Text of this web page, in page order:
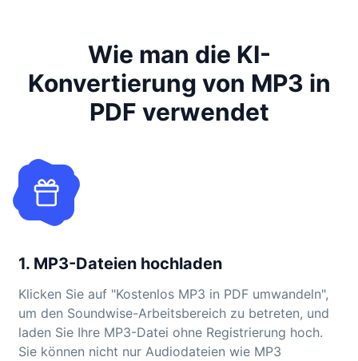
Wie man die KI-
Konvertierung von MP3 in
PDF verwendet
1. MP3-Dateien hochladen
Klicken Sie auf "Kostenlos MP3 in PDF umwandeln",
um den Soundwise-Arbeitsbereich zu betreten, und
laden Sie Ihre MP3-Datei ohne Registrierung hoch.
Sie können nicht nur Audiodateien wie MP3